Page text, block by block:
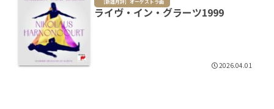
［新譜月評］オーケストラ曲
ライヴ・イン・グラーツ1999
2026.04.01